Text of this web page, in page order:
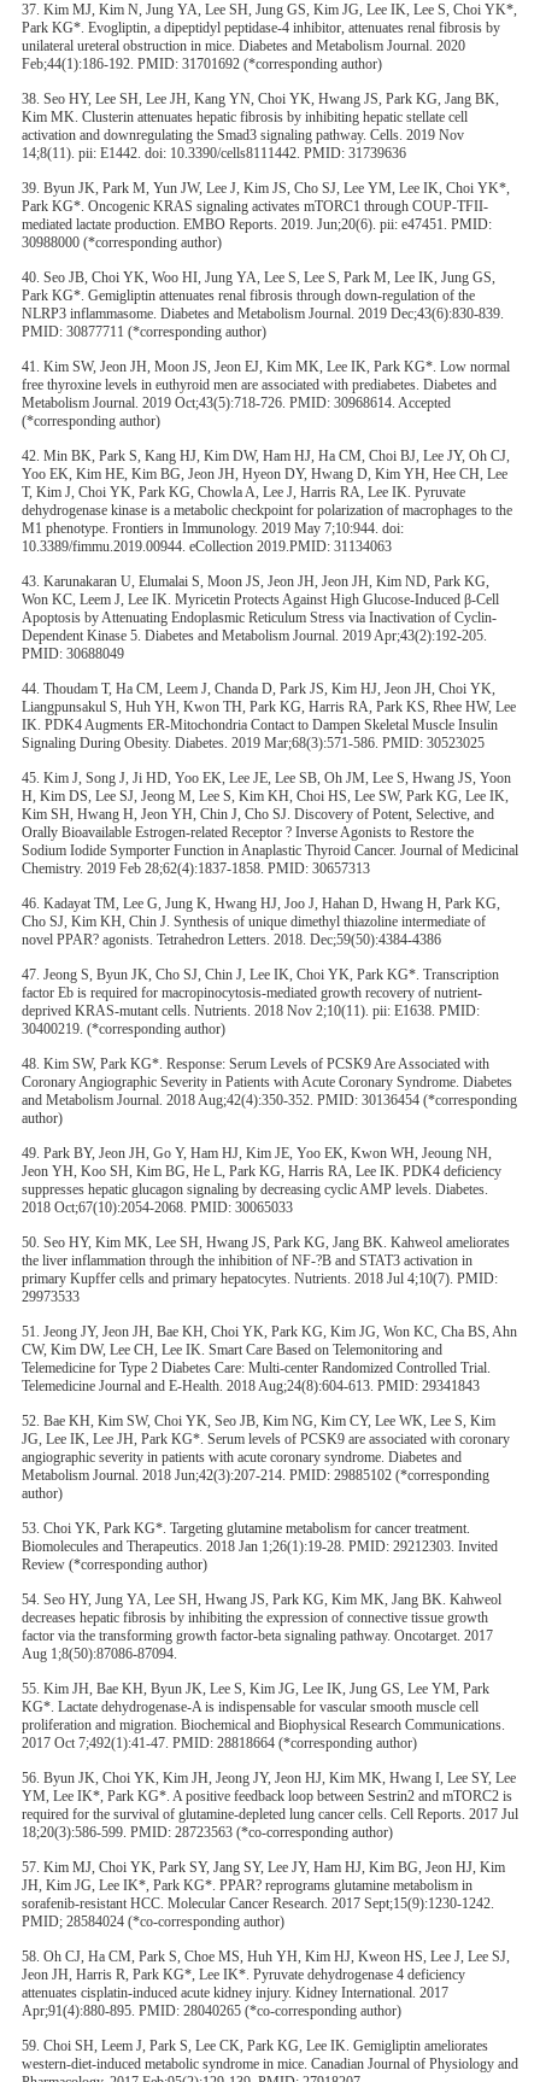
37. Kim MJ, Kim N, Jung YA, Lee SH, Jung GS, Kim JG, Lee IK, Lee S, Choi YK*,
Park KG*. Evogliptin, a dipeptidyl peptidase-4 inhibitor, attenuates renal fibrosis by
unilateral ureteral obstruction in mice. Diabetes and Metabolism Journal. 2020
Feb;44(1):186-192. PMID: 31701692 (*corresponding author)
38. Seo HY, Lee SH, Lee JH, Kang YN, Choi YK, Hwang JS, Park KG, Jang BK,
Kim MK. Clusterin attenuates hepatic fibrosis by inhibiting hepatic stellate cell
activation and downregulating the Smad3 signaling pathway. Cells. 2019 Nov
14;8(11). pii: E1442. doi: 10.3390/cells8111442. PMID: 31739636
39. Byun JK, Park M, Yun JW, Lee J, Kim JS, Cho SJ, Lee YM, Lee IK, Choi YK*,
Park KG*. Oncogenic KRAS signaling activates mTORC1 through COUP-TFII-
mediated lactate production. EMBO Reports. 2019. Jun;20(6). pii: e47451. PMID:
30988000 (*corresponding author)
40. Seo JB, Choi YK, Woo HI, Jung YA, Lee S, Lee S, Park M, Lee IK, Jung GS,
Park KG*. Gemigliptin attenuates renal fibrosis through down-regulation of the
NLRP3 inflammasome. Diabetes and Metabolism Journal. 2019 Dec;43(6):830-839.
PMID: 30877711 (*corresponding author)
41. Kim SW, Jeon JH, Moon JS, Jeon EJ, Kim MK, Lee IK, Park KG*. Low normal
free thyroxine levels in euthyroid men are associated with prediabetes. Diabetes and
Metabolism Journal. 2019 Oct;43(5):718-726. PMID: 30968614. Accepted
(*corresponding author)
42. Min BK, Park S, Kang HJ, Kim DW, Ham HJ, Ha CM, Choi BJ, Lee JY, Oh CJ,
Yoo EK, Kim HE, Kim BG, Jeon JH, Hyeon DY, Hwang D, Kim YH, Hee CH, Lee
T, Kim J, Choi YK, Park KG, Chowla A, Lee J, Harris RA, Lee IK. Pyruvate
dehydrogenase kinase is a metabolic checkpoint for polarization of macrophages to the
M1 phenotype. Frontiers in Immunology. 2019 May 7;10:944. doi:
10.3389/fimmu.2019.00944. eCollection 2019.PMID: 31134063
43. Karunakaran U, Elumalai S, Moon JS, Jeon JH, Jeon JH, Kim ND, Park KG,
Won KC, Leem J, Lee IK. Myricetin Protects Against High Glucose-Induced β-Cell
Apoptosis by Attenuating Endoplasmic Reticulum Stress via Inactivation of Cyclin-
Dependent Kinase 5. Diabetes and Metabolism Journal. 2019 Apr;43(2):192-205.
PMID: 30688049
44. Thoudam T, Ha CM, Leem J, Chanda D, Park JS, Kim HJ, Jeon JH, Choi YK,
Liangpunsakul S, Huh YH, Kwon TH, Park KG, Harris RA, Park KS, Rhee HW, Lee
IK. PDK4 Augments ER-Mitochondria Contact to Dampen Skeletal Muscle Insulin
Signaling During Obesity. Diabetes. 2019 Mar;68(3):571-586. PMID: 30523025
45. Kim J, Song J, Ji HD, Yoo EK, Lee JE, Lee SB, Oh JM, Lee S, Hwang JS, Yoon
H, Kim DS, Lee SJ, Jeong M, Lee S, Kim KH, Choi HS, Lee SW, Park KG, Lee IK,
Kim SH, Hwang H, Jeon YH, Chin J, Cho SJ. Discovery of Potent, Selective, and
Orally Bioavailable Estrogen-related Receptor ? Inverse Agonists to Restore the
Sodium Iodide Symporter Function in Anaplastic Thyroid Cancer. Journal of Medicinal
Chemistry. 2019 Feb 28;62(4):1837-1858. PMID: 30657313
46. Kadayat TM, Lee G, Jung K, Hwang HJ, Joo J, Hahan D, Hwang H, Park KG,
Cho SJ, Kim KH, Chin J. Synthesis of unique dimethyl thiazoline intermediate of
novel PPAR? agonists. Tetrahedron Letters. 2018. Dec;59(50):4384-4386
47. Jeong S, Byun JK, Cho SJ, Chin J, Lee IK, Choi YK, Park KG*. Transcription
factor Eb is required for macropinocytosis-mediated growth recovery of nutrient-
deprived KRAS-mutant cells. Nutrients. 2018 Nov 2;10(11). pii: E1638. PMID:
30400219. (*corresponding author)
48. Kim SW, Park KG*. Response: Serum Levels of PCSK9 Are Associated with
Coronary Angiographic Severity in Patients with Acute Coronary Syndrome. Diabetes
and Metabolism Journal. 2018 Aug;42(4):350-352. PMID: 30136454 (*corresponding
author)
49. Park BY, Jeon JH, Go Y, Ham HJ, Kim JE, Yoo EK, Kwon WH, Jeoung NH,
Jeon YH, Koo SH, Kim BG, He L, Park KG, Harris RA, Lee IK. PDK4 deficiency
suppresses hepatic glucagon signaling by decreasing cyclic AMP levels. Diabetes.
2018 Oct;67(10):2054-2068. PMID: 30065033
50. Seo HY, Kim MK, Lee SH, Hwang JS, Park KG, Jang BK. Kahweol ameliorates
the liver inflammation through the inhibition of NF-?B and STAT3 activation in
primary Kupffer cells and primary hepatocytes. Nutrients. 2018 Jul 4;10(7). PMID:
29973533
51. Jeong JY, Jeon JH, Bae KH, Choi YK, Park KG, Kim JG, Won KC, Cha BS, Ahn
CW, Kim DW, Lee CH, Lee IK. Smart Care Based on Telemonitoring and
Telemedicine for Type 2 Diabetes Care: Multi-center Randomized Controlled Trial.
Telemedicine Journal and E-Health. 2018 Aug;24(8):604-613. PMID: 29341843
52. Bae KH, Kim SW, Choi YK, Seo JB, Kim NG, Kim CY, Lee WK, Lee S, Kim
JG, Lee IK, Lee JH, Park KG*. Serum levels of PCSK9 are associated with coronary
angiographic severity in patients with acute coronary syndrome. Diabetes and
Metabolism Journal. 2018 Jun;42(3):207-214. PMID: 29885102 (*corresponding
author)
53. Choi YK, Park KG*. Targeting glutamine metabolism for cancer treatment.
Biomolecules and Therapeutics. 2018 Jan 1;26(1):19-28. PMID: 29212303. Invited
Review (*corresponding author)
54. Seo HY, Jung YA, Lee SH, Hwang JS, Park KG, Kim MK, Jang BK. Kahweol
decreases hepatic fibrosis by inhibiting the expression of connective tissue growth
factor via the transforming growth factor-beta signaling pathway. Oncotarget. 2017
Aug 1;8(50):87086-87094.
55. Kim JH, Bae KH, Byun JK, Lee S, Kim JG, Lee IK, Jung GS, Lee YM, Park
KG*. Lactate dehydrogenase-A is indispensable for vascular smooth muscle cell
proliferation and migration. Biochemical and Biophysical Research Communications.
2017 Oct 7;492(1):41-47. PMID: 28818664 (*corresponding author)
56. Byun JK, Choi YK, Kim JH, Jeong JY, Jeon HJ, Kim MK, Hwang I, Lee SY, Lee
YM, Lee IK*, Park KG*. A positive feedback loop between Sestrin2 and mTORC2 is
required for the survival of glutamine-depleted lung cancer cells. Cell Reports. 2017 Jul
18;20(3):586-599. PMID: 28723563 (*co-corresponding author)
57. Kim MJ, Choi YK, Park SY, Jang SY, Lee JY, Ham HJ, Kim BG, Jeon HJ, Kim
JH, Kim JG, Lee IK*, Park KG*. PPAR? reprograms glutamine metabolism in
sorafenib-resistant HCC. Molecular Cancer Research. 2017 Sept;15(9):1230-1242.
PMID; 28584024 (*co-corresponding author)
58. Oh CJ, Ha CM, Park S, Choe MS, Huh YH, Kim HJ, Kweon HS, Lee J, Lee SJ,
Jeon JH, Harris R, Park KG*, Lee IK*. Pyruvate dehydrogenase 4 deficiency
attenuates cisplatin-induced acute kidney injury. Kidney International. 2017
Apr;91(4):880-895. PMID: 28040265 (*co-corresponding author)
59. Choi SH, Leem J, Park S, Lee CK, Park KG, Lee IK. Gemigliptin ameliorates
western-diet-induced metabolic syndrome in mice. Canadian Journal of Physiology and